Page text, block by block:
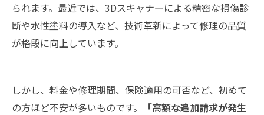
られます。最近では、3Dスキャナーによる精密な損傷診
断や水性塗料の導入など、技術革新によって修理の品質
が格段に向上しています。
しかし、料金や修理期間、保険適用の可否など、初めて
の方ほど不安が多いものです。
「高額な追加請求が発生